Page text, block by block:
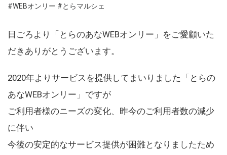
#WEBオンリー #とらマルシェ
日ごろより「とらのあなWEBオンリー」をご愛顧いた
だきありがとうございます。
2020年よりサービスを提供してまいりました「とらの
あなWEBオンリー」ですが
ご利用者様のニーズの変化、昨今のご利用者数の減少
に伴い
今後の安定的なサービス提供が困難となりましたため